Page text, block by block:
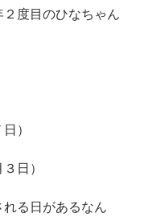
度目のひなちゃん
）
日）
る日があるなん